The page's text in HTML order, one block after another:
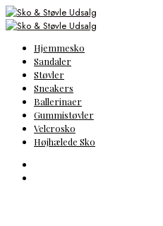
Hjemmesko
Sandaler
Støvler
Sneakers
Ballerinaer
Gummistøvler
Velcrosko
Højhælede Sko